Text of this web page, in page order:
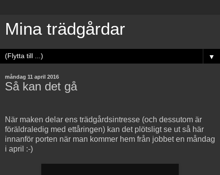
Mina trädgårdar
▼
måndag 11 april 2016
Så kan det gå
När maken delar ens trädgårdsintresse (och dessutom är
föräldraledig med ettåringen) kan det plötsligt se ut så här
innanför porten när man kommer hem från jobbet en måndag
i april :-)